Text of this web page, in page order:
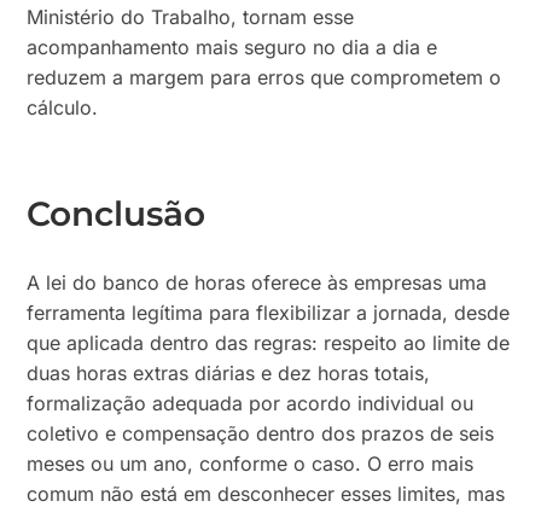
Ministério do Trabalho, tornam esse
acompanhamento mais seguro no dia a dia e
reduzem a margem para erros que comprometem o
cálculo.
Conclusão
A lei do banco de horas oferece às empresas uma
ferramenta legítima para flexibilizar a jornada, desde
que aplicada dentro das regras: respeito ao limite de
duas horas extras diárias e dez horas totais,
formalização adequada por acordo individual ou
coletivo e compensação dentro dos prazos de seis
meses ou um ano, conforme o caso. O erro mais
comum não está em desconhecer esses limites, mas